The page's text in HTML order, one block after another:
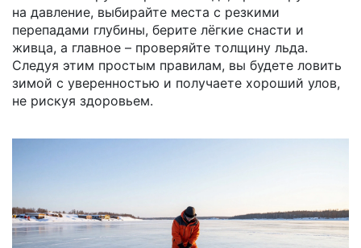
на давление, выбирайте места с резкими
перепадами глубины, берите лёгкие снасти и
живца, а главное – проверяйте толщину льда.
Следуя этим простым правилам, вы будете ловить
зимой с уверенностью и получаете хороший улов,
не рискуя здоровьем.